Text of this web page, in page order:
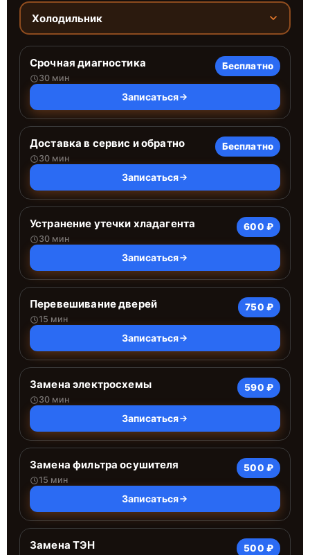
Холодильник
Срочная диагностика
30 мин
Бесплатно
Записаться
Доставка в сервис и обратно
30 мин
Бесплатно
Записаться
Устранение утечки хладагента
30 мин
600 ₽
Записаться
Перевешивание дверей
15 мин
750 ₽
Записаться
Замена электросхемы
30 мин
590 ₽
Записаться
Замена фильтра осушителя
15 мин
500 ₽
Записаться
Замена ТЭН 500 ₽